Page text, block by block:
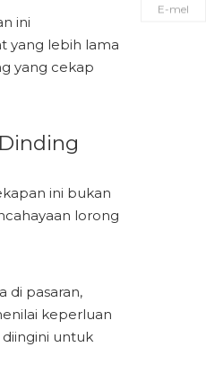
ini
yang lebih lama
yang cekap
ini bukan
lorong
di pasaran,
keperluan
untuk
E-mel